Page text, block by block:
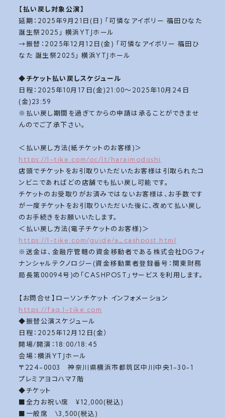
【払い戻し対象公演】
延期：2025年9月21日(日) 「可憐なアイボリー 福田ひなた
誕生祭2025」 横浜YTJホール
→振替：2025年12月12日(金) 「可憐なアイボリー 福田ひ
なた 誕生祭2025」 横浜YTJホール
◆チケット払い戻しスケジュール
日程：2025年10月17日(金)21:00～2025年10月24日
(金)23:59
※払い戻し期間を過ぎてからの申請は承ることができませ
んのでご了承下さい。
＜払い戻し方法(紙チケットのお客様)＞
https://l-tike.com/oc/lt/haraimodoshi
店頭でチケットをお引取りいただいたお客様は引取られたコ
ンビニであればどの店舗でも払い戻し可能です。
チケットのお受取りがお済みではないお客様は、お手数です
が一度チケットをお引取りいただいた後に、改めて払い戻し
のお手続きをお願いいたします。
＜払い戻し方法(電子チケットのお客様)＞
https://l-tike.com/guide/a_cashpost.html
※送金は、金融庁管轄の資金移動者である株式会社DGフィ
ナンシャルテクノロジー(資金移動業者登録番号：関東財務
局長第00094号)の「CASHPOST」サービスを利用します。
【お問合せ】ローソンチケット インフォメーション
https://faq.l-tike.com
◆振替公演スケジュール
日程：2025年12月12日(金）
開場/開演：18:00/18:45
会場：横浜YTJホール
〒224-0003 神奈川県横浜市都筑区中川中央1-30-1
プレミアヨコハマ7階
◆チケット
■全力お祝い席 ¥12,000(税込)
■一般席 \3,500(税込)